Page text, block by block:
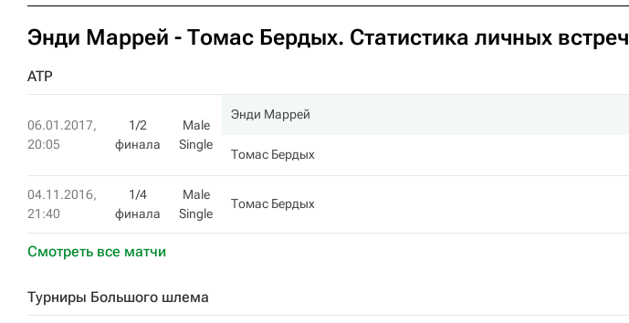
Энди Маррей - Томас Бердых. Статистика личных встреч
ATP
06.01.2017,
20:05
1/2
финала
Male
Single
Энди Маррей
Томас Бердых
04.11.2016,
21:40
1/4
финала
Male
Single
Томас Бердых
Смотреть все матчи
Турниры Большого шлема